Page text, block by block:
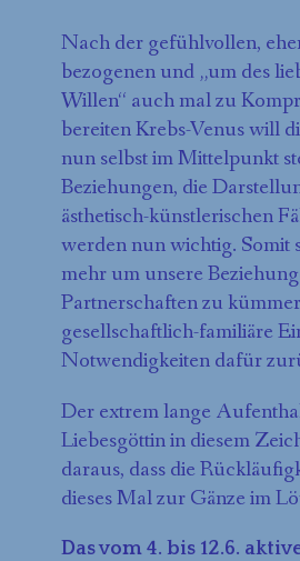
Nach der gefühlvollen,
bezogenen und „um des
Willen“ auch mal zu
bereiten Krebs-Venus will
nun selbst im Mittelpunkt
Beziehungen, die
ästhetisch-künstlerischen
werden nun wichtig. Somit
mehr um unsere
Partnerschaften zu
gesellschaftlich-familiäre
Notwendigkeiten dafür
Der extrem lange
Liebesgöttin in diesem
daraus, dass die
dieses Mal zur Gänze im
Das vom 4. bis 12.6.